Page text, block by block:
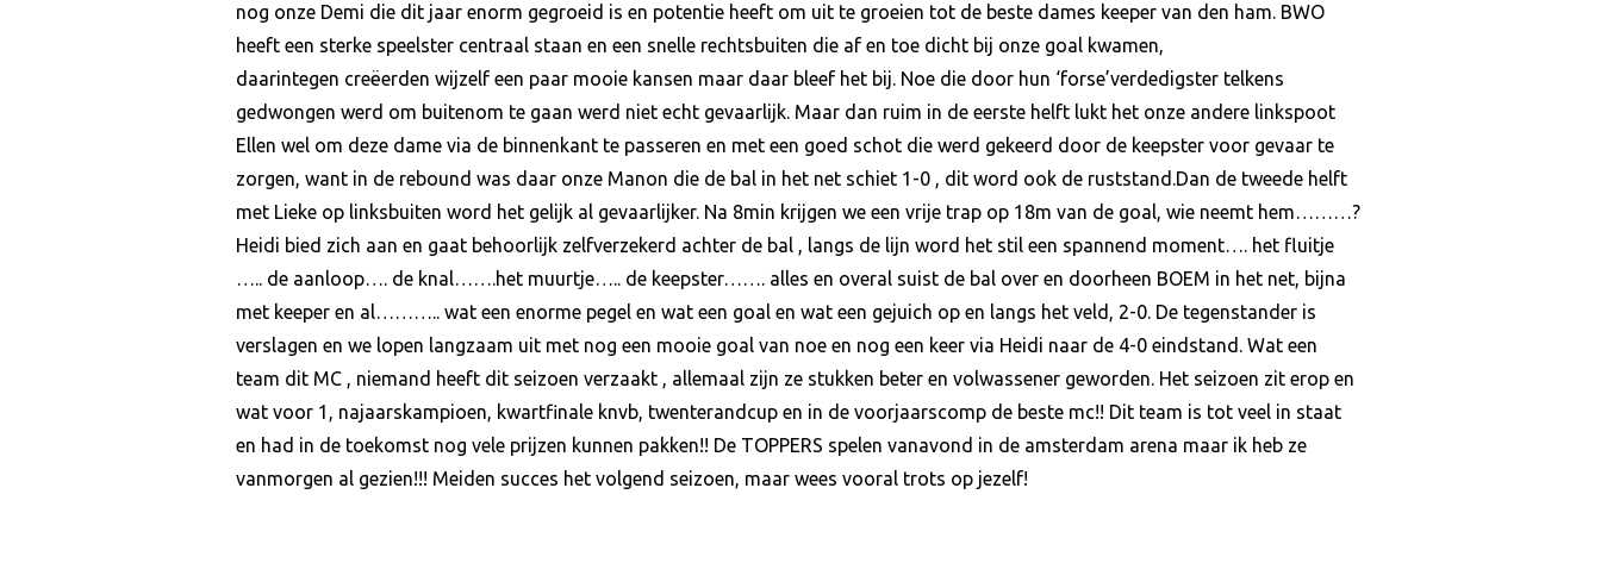
nog onze Demi die dit jaar enorm gegroeid is en potentie heeft om uit te groeien tot de beste dames keeper van den ham. BWO
heeft een sterke speelster centraal staan en een snelle rechtsbuiten die af en toe dicht bij onze goal kwamen,
daarintegen creëerden wijzelf een paar mooie kansen maar daar bleef het bij. Noe die door hun ‘forse’verdedigster telkens
gedwongen werd om buitenom te gaan werd niet echt gevaarlijk. Maar dan ruim in de eerste helft lukt het onze andere linkspoot
Ellen wel om deze dame via de binnenkant te passeren en met een goed schot die werd gekeerd door de keepster voor gevaar te
zorgen, want in de rebound was daar onze Manon die de bal in het net schiet 1-0 , dit word ook de ruststand.Dan de tweede helft
met Lieke op linksbuiten word het gelijk al gevaarlijker. Na 8min krijgen we een vrije trap op 18m van de goal, wie neemt hem………?
Heidi bied zich aan en gaat behoorlijk zelfverzekerd achter de bal , langs de lijn word het stil een spannend moment…. het fluitje
….. de aanloop…. de knal…….het muurtje….. de keepster……. alles en overal suist de bal over en doorheen BOEM in het net, bijna
met keeper en al……….. wat een enorme pegel en wat een goal en wat een gejuich op en langs het veld, 2-0. De tegenstander is
verslagen en we lopen langzaam uit met nog een mooie goal van noe en nog een keer via Heidi naar de 4-0 eindstand. Wat een
team dit MC , niemand heeft dit seizoen verzaakt , allemaal zijn ze stukken beter en volwassener geworden. Het seizoen zit erop en
wat voor 1, najaarskampioen, kwartfinale knvb, twenterandcup en in de voorjaarscomp de beste mc!! Dit team is tot veel in staat
en had in de toekomst nog vele prijzen kunnen pakken!! De TOPPERS spelen vanavond in de amsterdam arena maar ik heb ze
vanmorgen al gezien!!! Meiden succes het volgend seizoen, maar wees vooral trots op jezelf!